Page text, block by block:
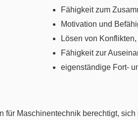
Fähigkeit zum
Motivation und
Lösen von
Fähigkeit zur
eigenständige Fort-
Maschinentechnik berechtigt,